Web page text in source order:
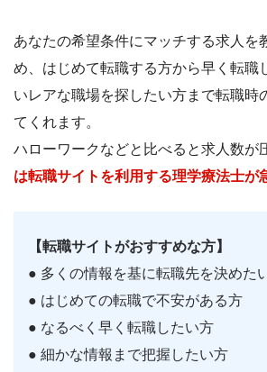
あなたの希望条件にマッチする求人を
め、はじめて転職する方から早く転職
いレアな職場を探したい方まで転職時
てくれます。
ハローワークなどと比べると求人数が
は転職サイトを利用する理学療法士が
【転職サイトがおすすめな方】
● 多くの情報を基に転職先を決めた
● はじめての転職で不安がある方
● なるべく早く転職したい方
● 細かな情報まで把握したい方